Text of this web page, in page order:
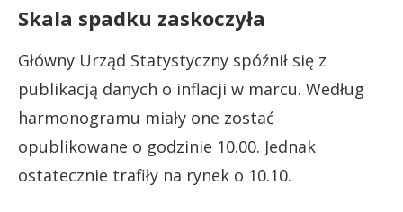
Skala spadku zaskoczyła
Główny Urząd Statystyczny spóźnił się z
publikacją danych o inflacji w marcu. Według
harmonogramu miały one zostać
opublikowane o godzinie 10.00. Jednak
ostatecznie trafiły na rynek o 10.10.